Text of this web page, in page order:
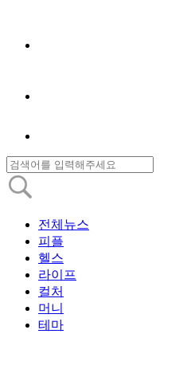
전체뉴스
피플
헬스
라이프
컬처
머니
테마